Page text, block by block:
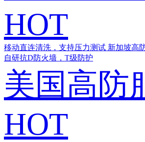
HOT
移动直连清洗，支持压力测试 新加坡高
自研抗D防火墙，T级防护
美国高防
HOT